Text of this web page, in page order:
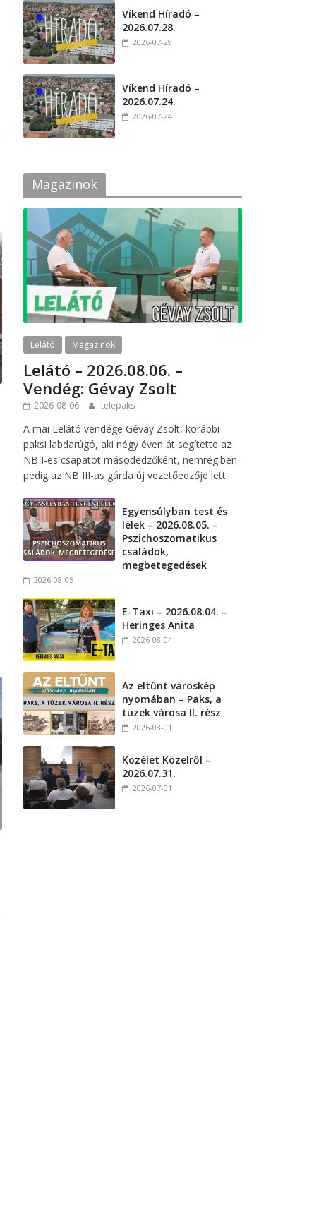
Víkend Híradó –
2026.07.28.
2026-07-29
Víkend Híradó –
2026.07.24.
2026-07-24
Magazinok
Lelátó Magazinok
Lelátó – 2026.08.06. –
Vendég: Gévay Zsolt
2026-08-06 telepaks
A mai Lelátó vendége Gévay Zsolt, korábbi
paksi labdarúgó, aki négy éven át segítette az
NB I-es csapatot másodedzőként, nemrégiben
pedig az NB III-as gárda új vezetőedzője lett.
Egyensúlyban test és
lélek – 2026.08.05. –
Pszichoszomatikus
családok,
megbetegedések
2026-08-05
E-Taxi – 2026.08.04. –
Heringes Anita
2026-08-04
Az eltűnt városkép
nyomában – Paks, a
tüzek városa II. rész
2026-08-01
Közélet Közelről –
2026.07.31.
2026-07-31